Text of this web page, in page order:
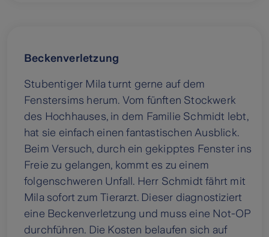
Beckenverletzung
Stubentiger Mila turnt gerne auf dem
Fenstersims herum. Vom fünften Stockwerk
des Hochhauses, in dem Familie Schmidt lebt,
hat sie einfach einen fantastischen Ausblick.
Beim Versuch, durch ein gekipptes Fenster ins
Freie zu gelangen, kommt es zu einem
folgenschweren Unfall. Herr Schmidt fährt mit
Mila sofort zum Tierarzt. Dieser diagnostiziert
eine Beckenverletzung und muss eine Not-OP
durchführen. Die Kosten belaufen sich auf